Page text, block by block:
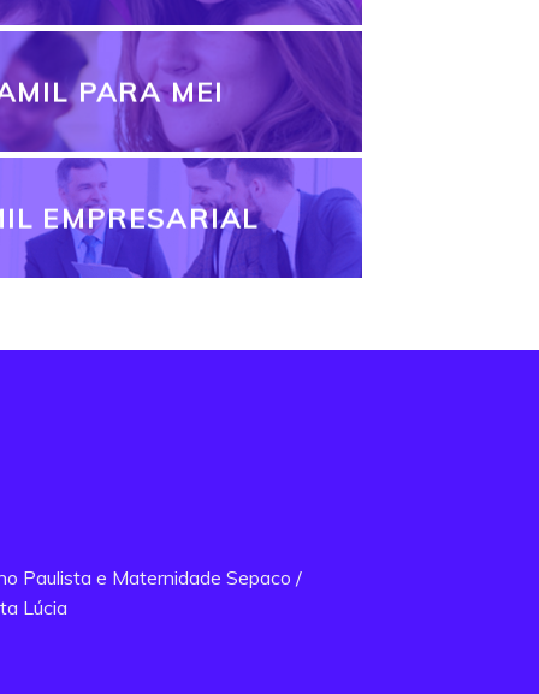
PARA MEI
EMPRESARIAL
Paulista e Maternidade Sepaco /
Lúcia